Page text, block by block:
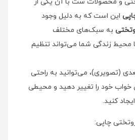
این است که به دلیل وجود
به سبک‌های مختلف
محیط زندگی شما می‌تواند تنظیم
(تصویری)، می‌توانید به راحتی
خواب خود را تغییر دهید و محیطی
کنید.
چاپی: